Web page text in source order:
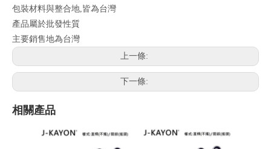
包裝材料與整合地,皆為台灣
產品屬於批發性質
主要銷售地為台灣
上一條:
下一條:
相關產品